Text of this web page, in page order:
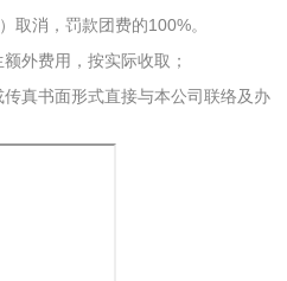
取消，罚款团费的100%。
外费用，按实际收取；
真书面形式直接与本公司联络及办